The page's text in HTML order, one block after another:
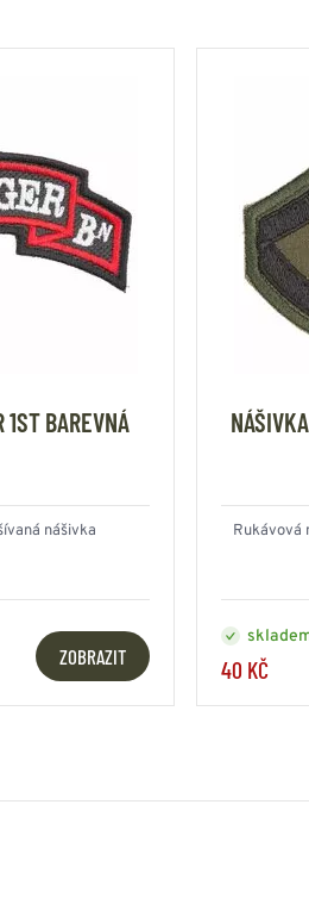
1ST BAREVNÁ
nášivka
ZOBRAZIT
Rukávová
40 KČ